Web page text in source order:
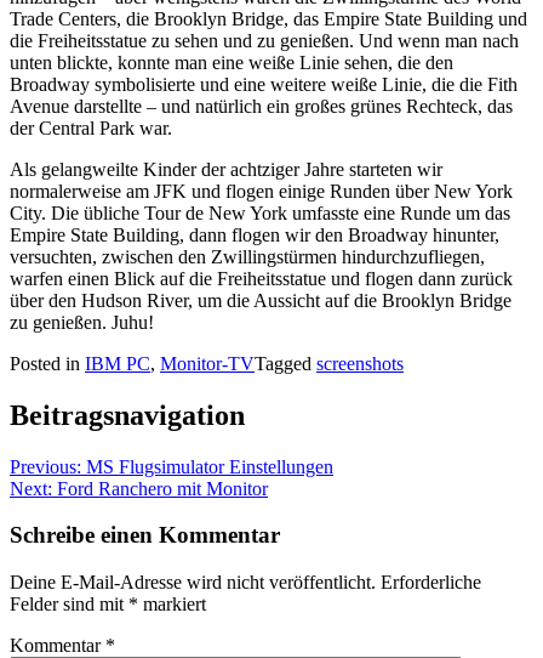
Trade Centers, die Brooklyn Bridge, das Empire State Building und
die Freiheitsstatue zu sehen und zu genießen. Und wenn man nach
unten blickte, konnte man eine weiße Linie sehen, die den
Broadway symbolisierte und eine weitere weiße Linie, die die Fith
Avenue darstellte – und natürlich ein großes grünes Rechteck, das
der Central Park war.
Als gelangweilte Kinder der achtziger Jahre starteten wir
normalerweise am JFK und flogen einige Runden über New York
City. Die übliche Tour de New York umfasste eine Runde um das
Empire State Building, dann flogen wir den Broadway hinunter,
versuchten, zwischen den Zwillingstürmen hindurchzufliegen,
warfen einen Blick auf die Freiheitsstatue und flogen dann zurück
über den Hudson River, um die Aussicht auf die Brooklyn Bridge
zu genießen. Juhu!
Posted in IBM PC, Monitor-TVTagged screenshots
Beitragsnavigation
Previous: MS Flugsimulator Einstellungen
Next: Ford Ranchero mit Monitor
Schreibe einen Kommentar
Deine E-Mail-Adresse wird nicht veröffentlicht. Erforderliche
Felder sind mit * markiert
Kommentar *